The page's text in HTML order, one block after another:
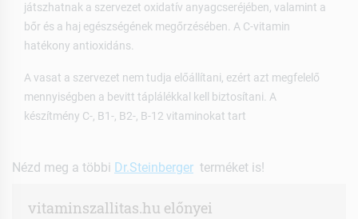
játszhatnak a szervezet oxidatív anyagcseréjében, valamint a
bőr és a haj egészségének megőrzésében. A C-vitamin
hatékony antioxidáns.
A vasat a szervezet nem tudja előállítani, ezért azt megfelelő
mennyiségben a bevitt táplálékkal kell biztosítani. A
készítmény C-, B1-, B2-, B-12 vitaminokat tart
Nézd meg a többi Dr.Steinberger terméket is!
vitaminszallitas.hu előnyei